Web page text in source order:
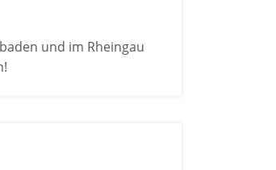
und im Rheingau